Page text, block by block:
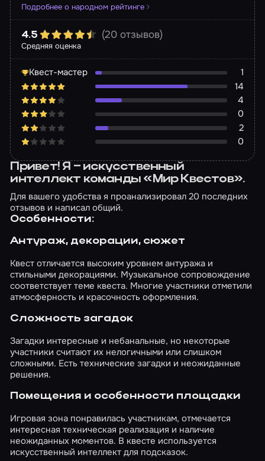
Подробнее о народном рейтинге
Средняя оценка
4.5 (20 отзывов)
Квест-мастер
1
14
4
0
2
0
Привет! Я – искусственный
интеллект команды «Мир Квестов».
Для вашего удобства я проанализировал 20 последних
отзывов и написал общий.
Особенности:
Антураж, декорации, сюжет
Квест отличается высоким уровнем антуража и
стильными декорациями. Музыкальное сопровождение
соответствует теме квеста. Многие участники отметили
атмосферность и красочность оформления.
Сложность загадок
Загадки интересные и небанальные, но некоторые
участники считают их нелогичными или слишком
сложными. Есть технические загадки и неожиданные
решения.
Помещения и особенности площадки
Игровая зона понравилась участникам, отмечается
интересная техническая реализация и наличие
неожиданных моментов. В квесте используется
искусственный интеллект для подсказок.